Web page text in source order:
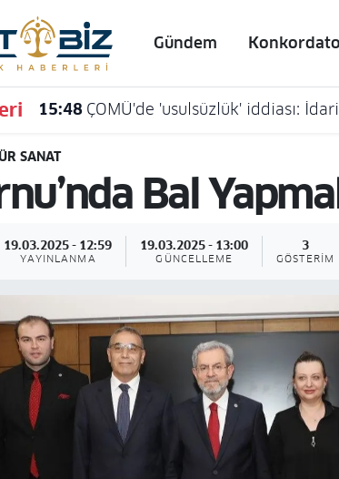
Gündem Konkordato
15:48 ÇOMÜ'de 'usulsüzlük' iddiası:
SANAT
Bal
19.03.2025 - 12:59
YAYINLANMA
19.03.2025 - 13:00
GÜNCELLEME
3
GÖSTERIM
ve Fikstür